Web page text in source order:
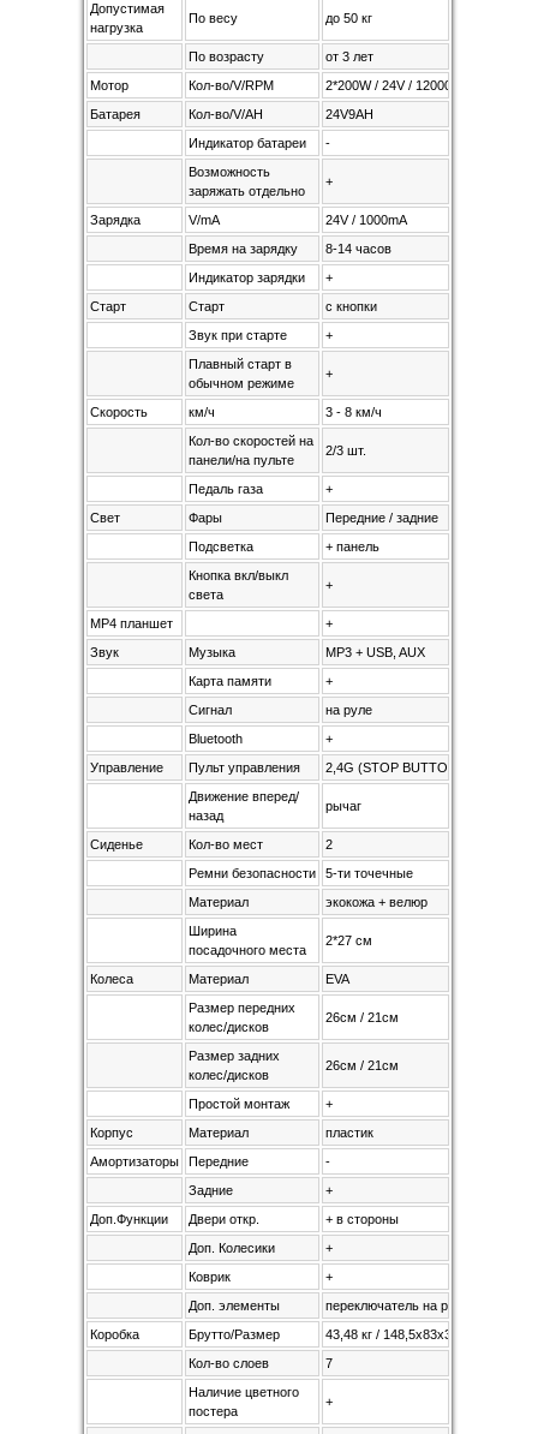
Допустимая
нагрузка
По весу до 50 кг
По возрасту
от 3 лет
Мотор
Кол-во/V/RPM
2*200W / 24V / 12000RPM
Батарея
Кол-во/V/AH
24V9AH
Индикатор батареи
-
Возможность
заряжать отдельно
+
Зарядка V/mA
24V / 1000mA
Время на зарядку
8-14 часов
Индикатор зарядки
+
Старт
Старт
с кнопки
Звук при старте
+
Плавный старт в
обычном режиме
+
Скорость км/ч
3 - 8 км/ч
Кол-во скоростей на
панели/на пульте
2/3 шт.
Педаль газа
+
Свет
Фары
Передние / задние
Подсветка
+ панель
Кнопка вкл/выкл
света
+
MP4 планшет
+
Звук
Музыка
MP3 + USB, AUX
Карта памяти
+
Сигнал
на руле
Bluetooth
+
Управление
Пульт управления
2,4G (STOP BUTTON)
Движение вперед/
назад
рычаг
Сиденье Кол-во мест
2
Ремни безопасности
5-ти точечные
Материал
экокожа + велюр
Ширина
посадочного места
2*27 см
Колеса Материал
EVA
Размер передних
колес/дисков
26см / 21см
Размер задних
колес/дисков
26см / 21см
Простой монтаж
+
Корпус
Материал
пластик
Амортизаторы
Передние
-
Задние
+
Доп.Функции
Двери откр.
+ в стороны
Доп. Колесики
+
Коврик
+
Доп. элементы
переключатель на ручное и
Коробка
Брутто/Размер
43,48 кг / 148,5х83х37,5 см
Кол-во слоев
7
Наличие цветного
постера
+